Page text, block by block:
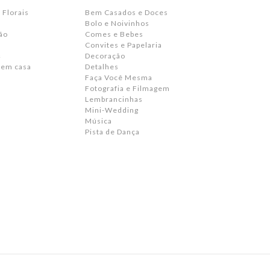
Florais
casa
Bem Casados e Doces
Bolo e Noivinhos
Comes e Bebes
Convites e Papelaria
Decoração
Detalhes
Faça Você Mesma
Fotografia e Filmagem
Lembrancinhas
Mini-Wedding
Música
Pista de Dança